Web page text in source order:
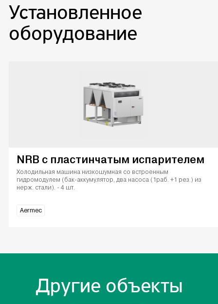
Установленное
оборудование
NRB с пластинчатым испарителем
Холодильная машина низкошумная со встроенным
гидромодулем (бак-аккумулятор, два насоса (1раб. +1 рез.) из
нерж. стали). - 4 шт.
Aermec
Другие объекты